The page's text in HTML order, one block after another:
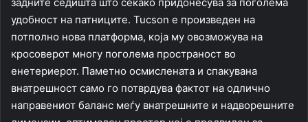
удобност на патниците. Tucson е произведен на
потполно нова платформа, која му овозможува на
кросоверот многу поголема пространост во
енетериерот. Паметно осмислената и спакувана
внатрешност само го потврдува фактот на одлично
направениот баланс меѓу внатрешните и надворешните